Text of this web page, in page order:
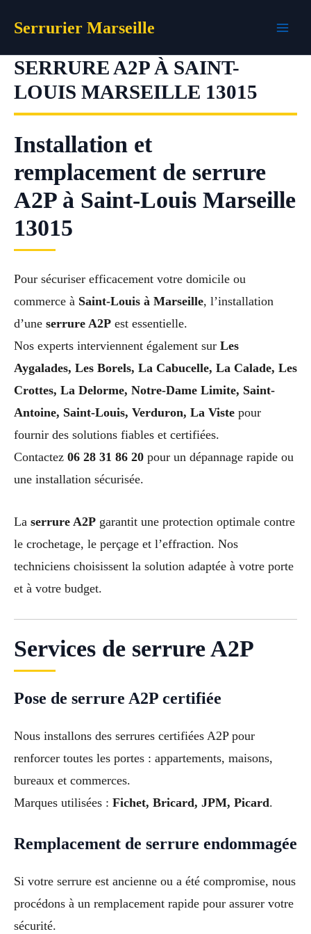
Serrurier Marseille
SERRURE A2P À SAINT-
LOUIS MARSEILLE 13015
Installation et
remplacement de serrure
A2P à Saint-Louis Marseille
13015
Pour sécuriser efficacement votre domicile ou
commerce à Saint-Louis à Marseille, l’installation
d’une serrure A2P est essentielle.
Nos experts interviennent également sur Les
Aygalades, Les Borels, La Cabucelle, La Calade, Les
Crottes, La Delorme, Notre-Dame Limite, Saint-
Antoine, Saint-Louis, Verduron, La Viste pour
fournir des solutions fiables et certifiées.
Contactez 06 28 31 86 20 pour un dépannage rapide ou
une installation sécurisée.
La serrure A2P garantit une protection optimale contre
le crochetage, le perçage et l’effraction. Nos
techniciens choisissent la solution adaptée à votre porte
et à votre budget.
Services de serrure A2P
Pose de serrure A2P certifiée
Nous installons des serrures certifiées A2P pour
renforcer toutes les portes : appartements, maisons,
bureaux et commerces.
Marques utilisées : Fichet, Bricard, JPM, Picard.
Remplacement de serrure endommagée
Si votre serrure est ancienne ou a été compromise, nous
procédons à un remplacement rapide pour assurer votre
sécurité.